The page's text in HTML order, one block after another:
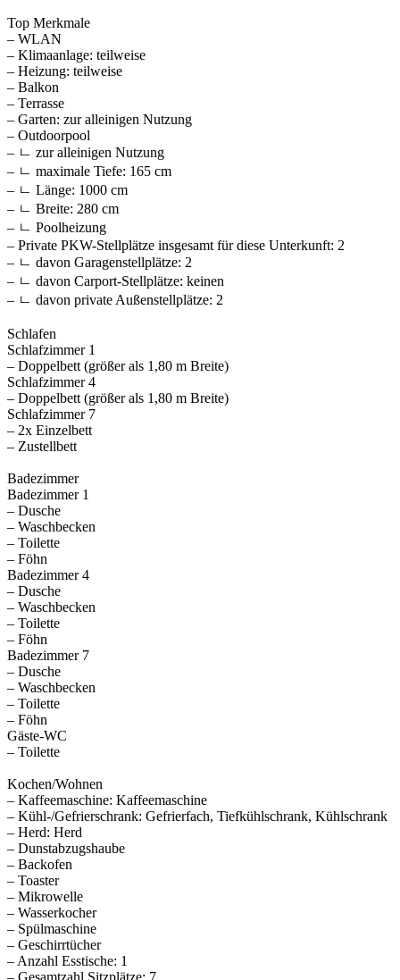
Top Merkmale
– WLAN
– Klimaanlage: teilweise
– Heizung: teilweise
– Balkon
– Terrasse
– Garten: zur alleinigen Nutzung
– Outdoorpool
– ㄴ zur alleinigen Nutzung
– ㄴ maximale Tiefe: 165 cm
– ㄴ Länge: 1000 cm
– ㄴ Breite: 280 cm
– ㄴ Poolheizung
– Private PKW-Stellplätze insgesamt für diese Unterkunft: 2
– ㄴ davon Garagenstellplätze: 2
– ㄴ davon Carport-Stellplätze: keinen
– ㄴ davon private Außen­stellplätze: 2
Schlafen
Schlafzimmer 1
– Doppelbett (größer als 1,80 m Breite)
Schlafzimmer 4
– Doppelbett (größer als 1,80 m Breite)
Schlafzimmer 7
– 2x Einzelbett
– Zustellbett
Badezimmer
Badezimmer 1
– Dusche
– Waschbecken
– Toilette
– Föhn
Badezimmer 4
– Dusche
– Waschbecken
– Toilette
– Föhn
Badezimmer 7
– Dusche
– Waschbecken
– Toilette
– Föhn
Gäste-WC
– Toilette
Kochen/Wohnen
– Kaffeemaschine: Kaffeemaschine
– Kühl-/Gefrierschrank: Gefrierfach, Tiefkühlschrank, Kühlschrank
– Herd: Herd
– Dunstabzugshaube
– Backofen
– Toaster
– Mikrowelle
– Wasserkocher
– Spülmaschine
– Geschirrtücher
– Anzahl Esstische: 1